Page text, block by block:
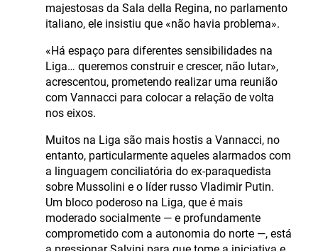
majestosas da Sala della Regina, no parlamento
italiano, ele insistiu que «não havia problema».
«Há espaço para diferentes sensibilidades na
Liga… queremos construir e crescer, não lutar»,
acrescentou, prometendo realizar uma reunião
com Vannacci para colocar a relação de volta
nos eixos.
Muitos na Liga são mais hostis a Vannacci, no
entanto, particularmente aqueles alarmados com
a linguagem conciliatória do ex-paraquedista
sobre Mussolini e o líder russo Vladimir Putin.
Um bloco poderoso na Liga, que é mais
moderado socialmente — e profundamente
comprometido com a autonomia do norte —, está